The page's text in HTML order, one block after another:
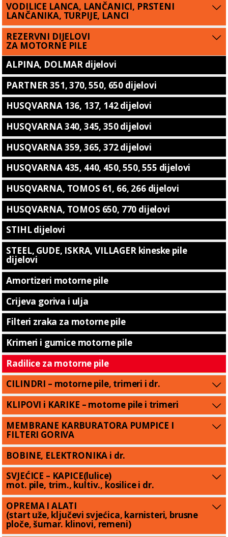
VODILICE LANCA, LANČANICI, PRSTENI
LANČANIKA, TURPIJE, LANCI
REZERVNI DIJELOVI
ZA MOTORNE PILE
ALPINA, DOLMAR dijelovi
PARTNER 351, 370, 550, 650 dijelovi
HUSQVARNA 136, 137, 142 dijelovi
HUSQVARNA 340, 345, 350 dijelovi
HUSQVARNA 359, 365, 372 dijelovi
HUSQVARNA 435, 440, 450, 550, 555 dijelovi
HUSQVARNA, TOMOS 61, 66, 266 dijelovi
HUSQVARNA, TOMOS 650, 770 dijelovi
STIHL dijelovi
STEEL, GUDE, ISKRA, VILLAGER kineske pile
dijelovi
Amortizeri motorne pile
Crijeva goriva i ulja
Filteri zraka za motorne pile
Krimeri i gumice motorne pile
Radilice za motorne pile
CILINDRI – motorne pile, trimeri i dr.
KLIPOVI i KARIKE – motorne pile i trimeri
MEMBRANE KARBURATORA PUMPICE I
FILTERI GORIVA
BOBINE, ELEKTRONIKA i dr.
SVJEĆICE – KAPICE(lulice)
mot. pile, trim., kultiv., kosilice i dr.
OPREMA I ALATI
(start uže, ključevi svjećica, karnisteri, brusne
ploče, šumar. klinovi, remeni)